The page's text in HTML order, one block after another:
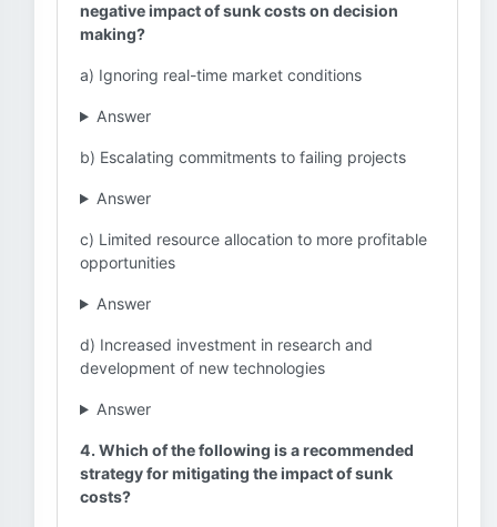
negative impact of sunk costs on decision
making?
a) Ignoring real-time market conditions
Answer
b) Escalating commitments to failing projects
Answer
c) Limited resource allocation to more profitable
opportunities
Answer
d) Increased investment in research and
development of new technologies
Answer
4. Which of the following is a recommended
strategy for mitigating the impact of sunk
costs?